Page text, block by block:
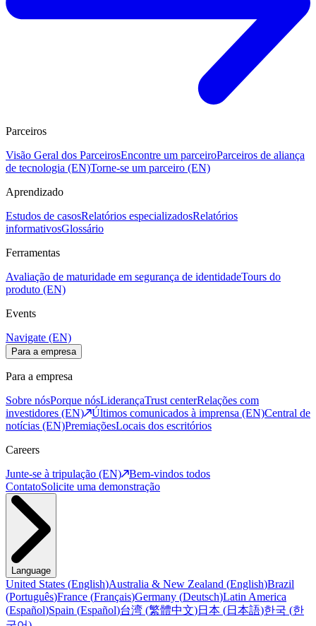
Parceiros
Visão Geral dos ParceirosEncontre um parceiroParceiros de aliança
de tecnologia (EN)Torne-se um parceiro (EN)
Aprendizado
Estudos de casosRelatórios especializadosRelatórios
informativosGlossário
Ferramentas
Avaliação de maturidade em segurança de identidadeTours do
produto (EN)
Events
Navigate (EN)
Para a empresa
Para a empresa
Sobre nósPorque nósLiderançaTrust centerRelações com
investidores (EN)
Últimos comunicados à imprensa (EN)Central de
notícias (EN)PremiaçõesLocais dos escritórios
Careers
Junte-se à tripulação (EN)
Bem-vindos todos
ContatoSolicite uma demonstração
Language
United States (English)Australia & New Zealand (English)Brazil
(Português)France (Français)Germany (Deutsch)Latin America
(Español)Spain (Español)台湾 (繁體中文)日本 (日本語)한국 (한